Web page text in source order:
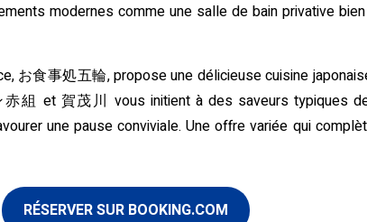
modernes comme une salle de bain privative
お食事処五輪, propose une délicieuse cuisine
組 et 賀茂川 vous initient à des saveurs typiques
une pause conviviale. Une offre variée qui
RÉSERVER SUR BOOKING.COM